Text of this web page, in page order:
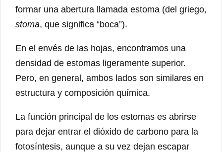
formar una abertura llamada estoma (del griego,
stoma, que significa “boca”).
En el envés de las hojas, encontramos una
densidad de estomas ligeramente superior.
Pero, en general, ambos lados son similares en
estructura y composición química.
La función principal de los estomas es abrirse
para dejar entrar el dióxido de carbono para la
fotosíntesis, aunque a su vez dejan escapar